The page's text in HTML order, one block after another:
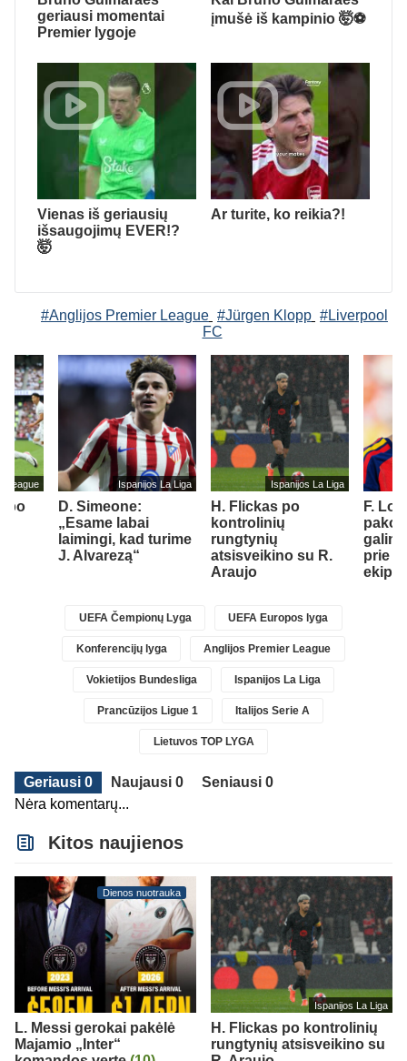
geriausi momentai
Premier lygoje
įmušė iš kampinio 🤯⚽️
Vienas iš geriausių
išsaugojimų EVER!?
🤯
Ar turite, ko reikia?!
#Anglijos Premier League #Jürgen Klopp #Liverpool
FC
League
po
Ispanijos La Liga
D. Simeone:
„Esame labai
laimingi, kad turime
J. Alvarezą“
Ispanijos La Liga
H. Flickas po
kontrolinių
rungtynių
atsisveikino su R.
Araujo
F.
prie
UEFA Čempionų Lyga UEFA Europos lyga
Konferencijų lyga Anglijos Premier League
Vokietijos Bundesliga Ispanijos La Liga
Prancūzijos Ligue 1 Italijos Serie A
Lietuvos TOP LYGA
Geriausi 0 Naujausi 0
Seniausi 0
Nėra komentarų...
Kitos naujienos
Dienos nuotrauka
L. Messi gerokai pakėlė
Majamio „Inter“
Ispanijos La Liga
H. Flickas po kontrolinių
rungtynių atsisveikino su